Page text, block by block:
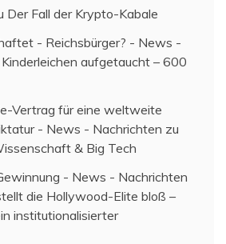
Der Fall der Krypto-Kabale
- Reichsbürger? - News -
Kinderleichen aufgetaucht – 600
Vertrag für eine weltweite
- News - Nachrichten zu
& Big Tech
- News - Nachrichten
die Hollywood-Elite bloß –
institutionalisierter